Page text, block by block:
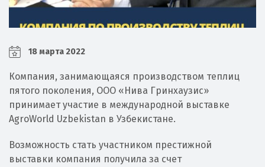
18 марта 2022
Компания, занимающаяся производством теплиц
пятого поколения, ООО «Нива Гринхаузис»
принимает участие в международной выставке
AgroWorld Uzbekistan в Узбекистане.
Возможность стать участником престижной
выставки компания получила за счет